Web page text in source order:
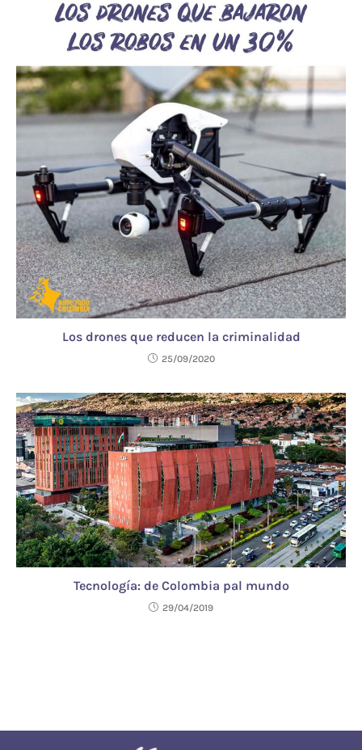
Los drones que reducen la criminalidad
25/09/2020
Tecnología: de Colombia pal mundo
29/04/2019